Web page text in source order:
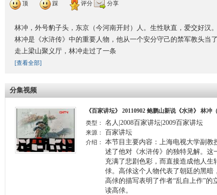
顶 踩 评分 分享
林冲，外号豹子头，东京（今河南开封）人。生性耿直，爱交好汉
林冲是《水浒传》中的重要人物，他从一个安分守己的禁军教头当
走上梁山聚义厅，林冲走过了一条
[查看全部]
分集视频
《百家讲坛》 20110902 鲍鹏山新说《水浒》 林冲
类型：
名人|2008百家讲坛|2009百家讲坛
来源： 百家讲坛
介绍：
本节目主要内容：上海电视大学副教
述了他对《水浒传》的独特见解。这
充满了悲剧色彩，而直接造成他人生
俅。高俅这个人物代表了朝廷的黑暗
高俅的描写表明了作者“乱自上作”的
读高俅。